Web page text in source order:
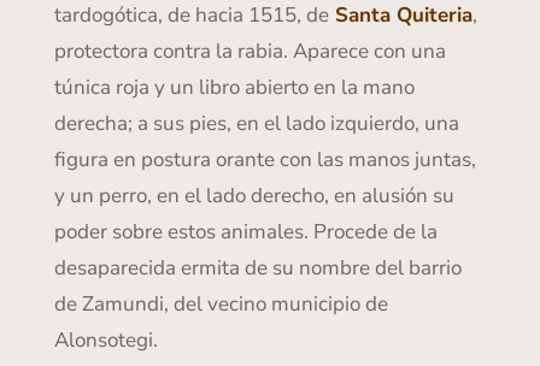
tardogótica, de hacia 1515, de Santa Quiteria,
protectora contra la rabia. Aparece con una
túnica roja y un libro abierto en la mano
derecha; a sus pies, en el lado izquierdo, una
figura en postura orante con las manos juntas,
y un perro, en el lado derecho, en alusión su
poder sobre estos animales. Procede de la
desaparecida ermita de su nombre del barrio
de Zamundi, del vecino municipio de
Alonsotegi.